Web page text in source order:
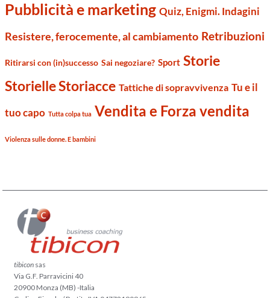
Pubblicità e marketing Quiz, Enigmi. Indagini
Resistere, ferocemente, al cambiamento Retribuzioni
Ritirarsi con (in)successo Sai negoziare? Sport Storie
Storielle Storiacce Tattiche di sopravvivenza Tu e il
tuo capo Tutta colpa tua Vendita e Forza vendita
Violenza sulle donne. E bambini
tibicon sas
Via G.F. Parravicini 40
20900 Monza (MB) -Italia